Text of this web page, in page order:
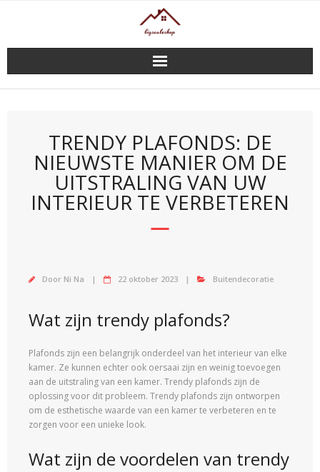
TRENDY PLAFONDS: DE
NIEUWSTE MANIER OM DE
UITSTRALING VAN UW
INTERIEUR TE VERBETEREN
Door Ni Na 22 oktober 2023 Buitendecoratie
Wat zijn trendy plafonds?
Plafonds zijn een belangrijk onderdeel van het interieur van elke
kamer. Ze kunnen echter ook oersaai zijn en weinig toevoegen
aan de uitstraling van een kamer. Trendy plafonds zijn de
oplossing voor dit probleem. Trendy plafonds zijn ontworpen
om de esthetische waarde van een kamer te verbeteren en te
zorgen voor een unieke look.
Wat zijn de voordelen van trendy